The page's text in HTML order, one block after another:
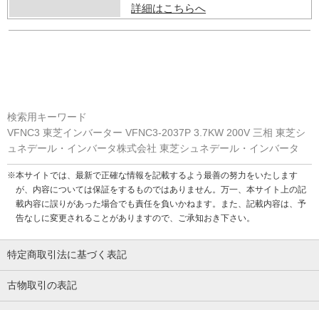
詳細はこちらへ
検索用キーワード
VFNC3 東芝インバーター VFNC3-2037P 3.7KW 200V 三相 東芝シ
ュネデール・インバータ株式会社 東芝シュネデール・インバータ
※本サイトでは、最新で正確な情報を記載するよう最善の努力をいたします
が、内容については保証をするものではありません。万一、本サイト上の記
載内容に誤りがあった場合でも責任を負いかねます。また、記載内容は、予
告なしに変更されることがありますので、ご承知おき下さい。
特定商取引法に基づく表記
古物取引の表記